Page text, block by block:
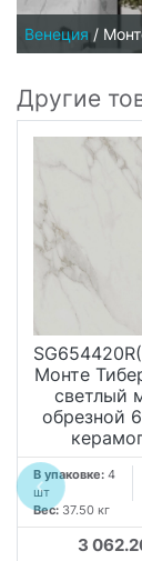
Венеция /
Другие
Монте
светлый
обрезной
В упаковке: 4
шт
Вес: 37.50 кг
3